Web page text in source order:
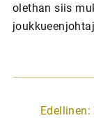
olethan siis
A
Edellinen: